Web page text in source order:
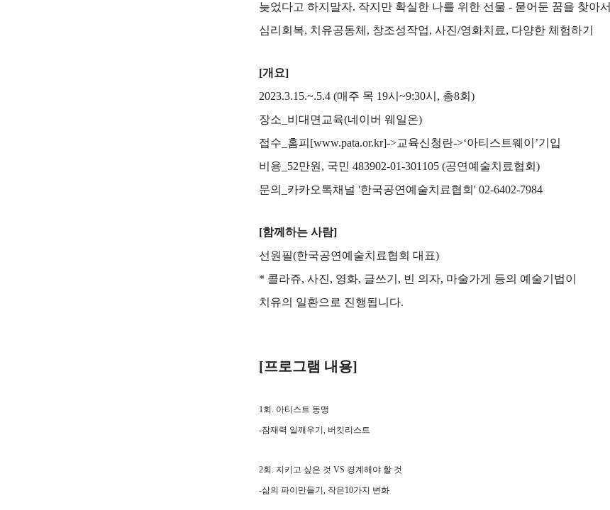
늦었다고 하지말자. 작지만 확실한 나를 위한 선물 - 묻어둔 꿈을 찾아서
심리회복, 치유공동체 , 창조성작업, 사진/영화치료, 다양한 체험하기
[개요]
2023.3.15.~.5.4 (매주 목 19시 ~9:30시 , 총8회 )
장소 비대면교육(네이버 웨일온)
접수 홈피 [www.pata.or.kr]->교육신청란->‘아티스트웨이 ’기입
비용 _52만원 , 국민 483902-01-301105 (공연예술치료협회 )
문의
카카오톡채널 '한국공연예술치료협회 ' 02-6402-7984
[함께하는 사람]
선원필(한국공연예술치료협회 대표)
* 콜라쥬, 사진, 영화, 글쓰기 , 빈 의자, 마술가게 등의 예술기법이
치유의 일환으로 진행됩니다.
[프로그램 내용]
1회 . 아티스트 동맹
-잠재력 일깨우기 , 버킷리스트
2회 . 지키고 싶은 것 VS 경계해야 할 것
-삶의 파이만들기 , 작은10가지 변화